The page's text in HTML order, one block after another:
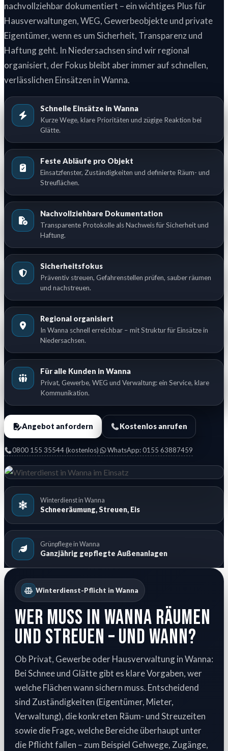
nachvollziehbar dokumentiert – ein wichtiges Plus für
Hausverwaltungen, WEG, Gewerbeobjekte und private
Eigentümer, wenn es um Sicherheit, Transparenz und
Haftung geht. In Niedersachsen sind wir regional
organisiert, der Fokus bleibt aber immer auf schnellen,
verlässlichen Einsätzen in Wanna.
Schnelle Einsätze in Wanna
Kurze Wege, klare Prioritäten und zügige Reaktion bei
Glätte.
Feste Abläufe pro Objekt
Einsatzfenster, Zuständigkeiten und definierte Räum- und
Streuflächen.
Nachvollziehbare Dokumentation
Transparente Protokolle als Nachweis für Sicherheit und
Haftung.
Sicherheitsfokus
Präventiv streuen, Gefahrenstellen prüfen, sauber räumen
und nachstreuen.
Regional organisiert
In Wanna schnell erreichbar – mit Struktur für Einsätze in
Niedersachsen.
Für alle Kunden in Wanna
Privat, Gewerbe, WEG und Verwaltung: ein Service, klare
Kommunikation.
Angebot anfordern Kostenlos anrufen
0800 155 35544 (kostenlos) WhatsApp: 0155 63887459
Winterdienst in Wanna
Schneeräumung, Streuen, Eis
Grünpflege in Wanna
Ganzjährig gepflegte Außenanlagen
Winterdienst-Pflicht in Wanna
Wer muss in Wanna räumen
und streuen – und wann?
Ob Privat, Gewerbe oder Hausverwaltung in Wanna:
Bei Schnee und Glätte gibt es klare Vorgaben, wer
welche Flächen wann sichern muss. Entscheidend
sind Zuständigkeiten (Eigentümer, Mieter,
Verwaltung), die konkreten Räum- und Streuzeiten
sowie die Frage, welche Bereiche überhaupt unter
die Pflicht fallen – zum Beispiel Gehwege, Zugänge,